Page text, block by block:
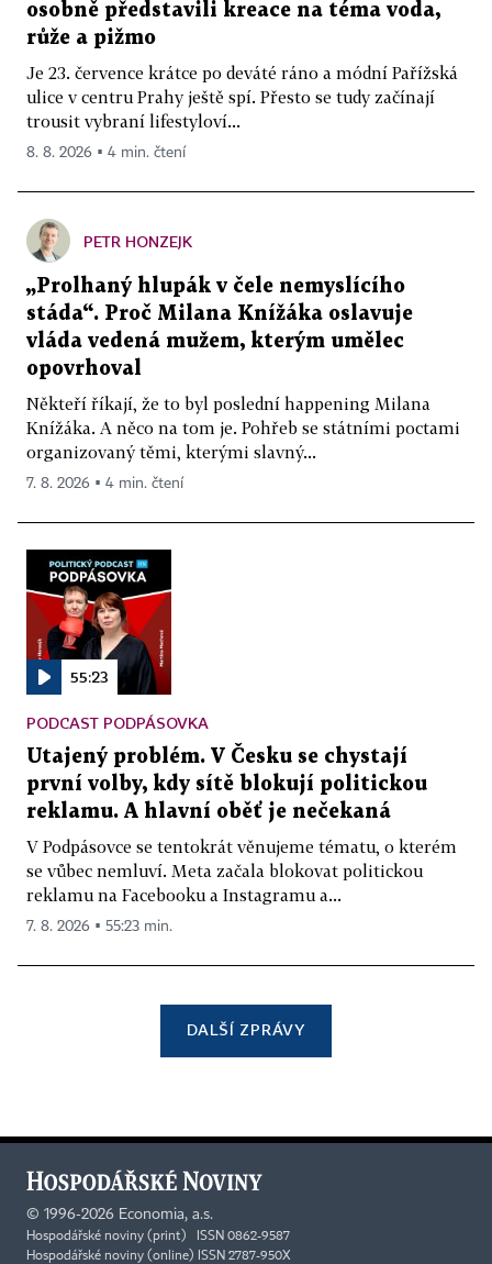
osobně představili kreace na téma voda,
růže a pižmo
Je 23. července krátce po deváté ráno a módní Pařížská
ulice v centru Prahy ještě spí. Přesto se tudy začínají
trousit vybraní lifestyloví...
8. 8. 2026 ▪ 4 min. čtení
PETR HONZEJK
„Prolhaný hlupák v čele nemyslícího
stáda“. Proč Milana Knížáka oslavuje
vláda vedená mužem, kterým umělec
opovrhoval
Někteří říkají, že to byl poslední happening Milana
Knížáka. A něco na tom je. Pohřeb se státními poctami
organizovaný těmi, kterými slavný...
7. 8. 2026 ▪ 4 min. čtení
55:23
PODCAST PODPÁSOVKA
Utajený problém. V Česku se chystají
první volby, kdy sítě blokují politickou
reklamu. A hlavní oběť je nečekaná
V Podpásovce se tentokrát věnujeme tématu, o kterém
se vůbec nemluví. Meta začala blokovat politickou
reklamu na Facebooku a Instagramu a...
7. 8. 2026 ▪ 55:23 min.
DALŠÍ ZPRÁVY
© 1996-2026 Economia, a.s.
Hospodářské noviny (print) ISSN 0862-9587
Hospodářské noviny (online) ISSN 2787-950X